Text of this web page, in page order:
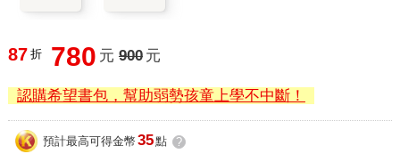
87 折 780 元 900 元
認購希望書包，幫助弱勢孩童上學不中斷！
預計最高可得金幣 35點 ?